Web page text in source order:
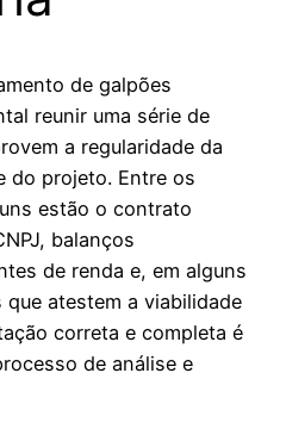
de galpões
reunir uma série de
a regularidade da
do projeto. Entre os
estão o contrato
balanços
de renda e, em alguns
atestem a viabilidade
correta e completa é
de análise e